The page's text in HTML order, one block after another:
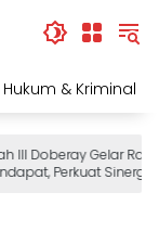
Hukum & Kriminal
III Doberay Gelar Rapat
Perkuat Sinergi
Masyarakat Adat